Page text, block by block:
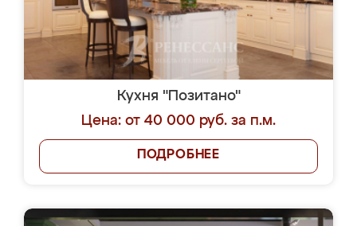
Кухня "Позитано"
Цена: от 40 000 руб. за п.м.
ПОДРОБНЕЕ